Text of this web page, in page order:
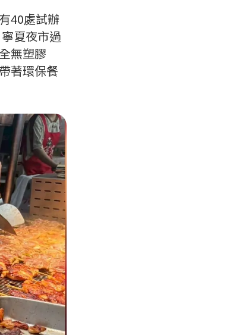
40處試辦
夏夜市過
無塑膠
著環保餐